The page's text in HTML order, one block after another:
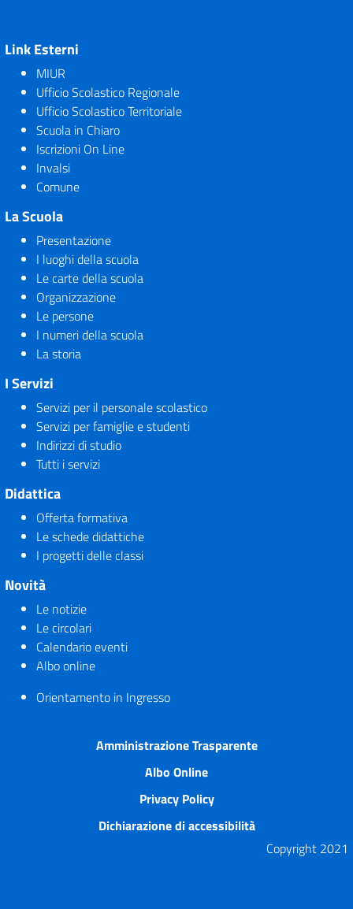
Link Esterni
MIUR
Ufficio Scolastico Regionale
Ufficio Scolastico Territoriale
Scuola in Chiaro
Iscrizioni On Line
Invalsi
Comune
La Scuola
Presentazione
I luoghi della scuola
Le carte della scuola
Organizzazione
Le persone
I numeri della scuola
La storia
I Servizi
Servizi per il personale scolastico
Servizi per famiglie e studenti
Indirizzi di studio
Tutti i servizi
Didattica
Offerta formativa
Le schede didattiche
I progetti delle classi
Novità
Le notizie
Le circolari
Calendario eventi
Albo online
Orientamento in Ingresso
Amministrazione Trasparente
Albo Online
Privacy Policy
Dichiarazione di accessibilità
Copyright 2021